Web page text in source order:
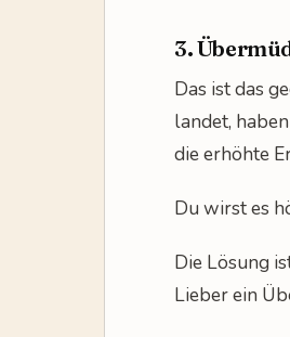
3.
Das ist das
landet,
die erhöhte
Du wirst es
Die Lösung
Lieber ein